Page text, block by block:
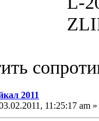
526
2011
11:25:17 am »